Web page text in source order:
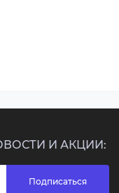
И АКЦИИ:
Подписаться